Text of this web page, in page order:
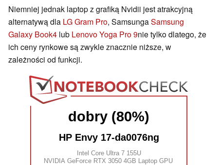
Niemniej jednak laptop z grafiką Nvidii jest atrakcyjną
alternatywą dla LG Gram Pro, SamsungaSamsung
Galaxy Book4 lub Lenovo Yoga Pro 9nie tylko dlatego, że
ich ceny rynkowe są zwykle znacznie niższe, w
zależności od funkcji.
dobry (80%)
HP Envy 17-da0076ng
Intel Core Ultra 7 155U
NVIDIA GeForce RTX 3050 4GB Laptop GPU